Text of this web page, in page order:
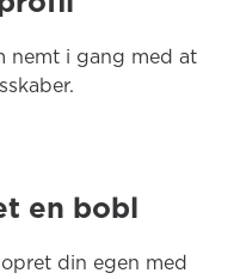
nemt i gang med at
en bobl
din egen med